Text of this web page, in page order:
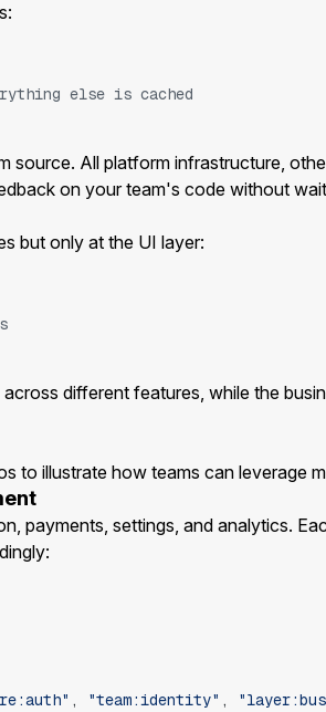
else is cached
source. All platform infrastructure,
on your team's code without
but only at the UI layer:
different features, while the
to illustrate how teams can leverage
payments, settings, and analytics.
" , "team:identity" , "